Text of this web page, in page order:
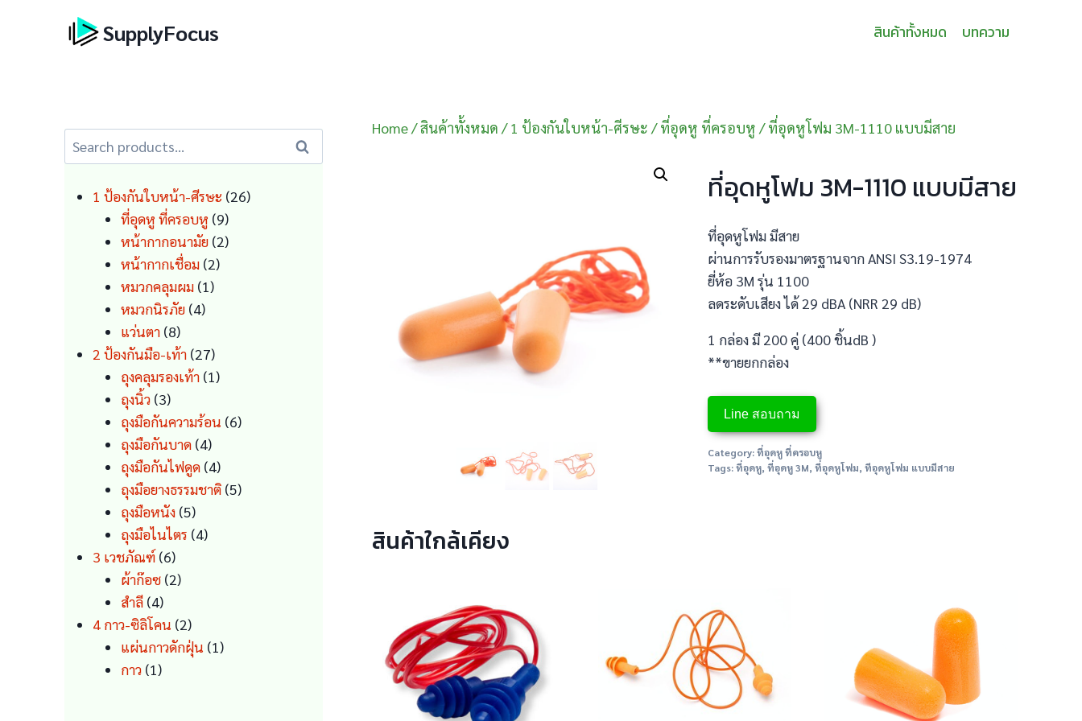
SupplyFocus สินค้าทั้งหมด บทความ
Home/สินค้าทั้งหมด / 1 ป้องกันใบหน้า-ศีรษะ / ที่อุดหู ที่ครอบหู / ที่อุดหูโฟม 3M-1110 แบบมีสาย
ที่อุดหูโฟม 3M-1110 แบบมีสาย
ที่อุดหูโฟม มีสาย
ผ่านการรับรองมาตรฐานจาก ANSI S3.19-1974
ยี่ห้อ 3M รุ่น 1100
ลดระดับเสียง ได้ 29 dBA (NRR 29 dB)
1 กล่อง มี 200 คู่ (400 ชิ้นdB )
**ขายยกกล่อง
Line สอบถาม
Category:ที่อุดหู ที่ครอบหู
Tags:ที่อุดหู,ที่อุดหู 3M,ที่อุดหูโฟม,ทีอุดหูโฟม แบบมีสาย
สินค้าใกล้เคียง
Search
for:
Search
1 ป้องกันใบหน้า-ศีรษะ 2626
ที่อุดหู ที่ครอบหู 99
products
หน้ากากอนามัย 22
หน้ากากเชื่อม 22
หมวกคลุมผม 11
หมวกนิรภัย 44
แว่นตา 88
products
2 ป้องกันมือ-เท้า 2727
products
ถุงคลุมรองเท้า 11
ถุงนิ้ว 33
products
ถุงมือกันความร้อน 66
ถุงมือกันบาด 44
products
ถุงมือกันไฟดูด 44
products
ถุงมือยางธรรมชาติ 55
ถุงมือหนัง 55
products
ถุงมือไนไตร 44
3 เวชภัณฑ์ 66
products
ผ้าก๊อซ 22
สำลี 44
products
4 กาว-ซิลิโคน 22
products
แผ่นกาวดักฝุ่น 11
กาว 11